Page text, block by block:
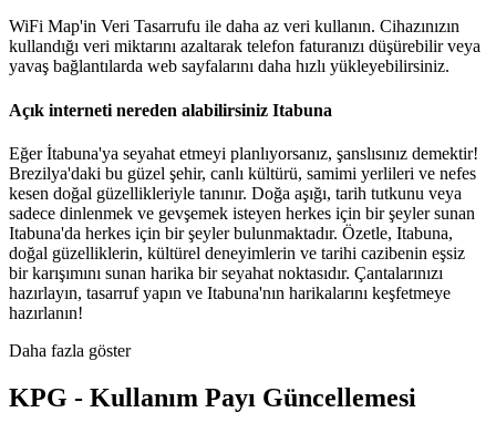
WiFi Map'in Veri Tasarrufu ile daha az veri kullanın. Cihazınızın
kullandığı veri miktarını azaltarak telefon faturanızı düşürebilir veya
yavaş bağlantılarda web sayfalarını daha hızlı yükleyebilirsiniz.
Açık interneti nereden alabilirsiniz Itabuna
Eğer İtabuna'ya seyahat etmeyi planlıyorsanız, şanslısınız demektir!
Brezilya'daki bu güzel şehir, canlı kültürü, samimi yerlileri ve nefes
kesen doğal güzellikleriyle tanınır. Doğa aşığı, tarih tutkunu veya
sadece dinlenmek ve gevşemek isteyen herkes için bir şeyler sunan
Itabuna'da herkes için bir şeyler bulunmaktadır. Özetle, Itabuna,
doğal güzelliklerin, kültürel deneyimlerin ve tarihi cazibenin eşsiz
bir karışımını sunan harika bir seyahat noktasıdır. Çantalarınızı
hazırlayın, tasarruf yapın ve Itabuna'nın harikalarını keşfetmeye
hazırlanın!
Daha fazla göster
KPG - Kullanım Payı Güncellemesi